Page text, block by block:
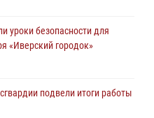
телефонную «горячую
о службе детям из летнего
уроки безопасности для
«Иверский городок»
подвели итоги работы